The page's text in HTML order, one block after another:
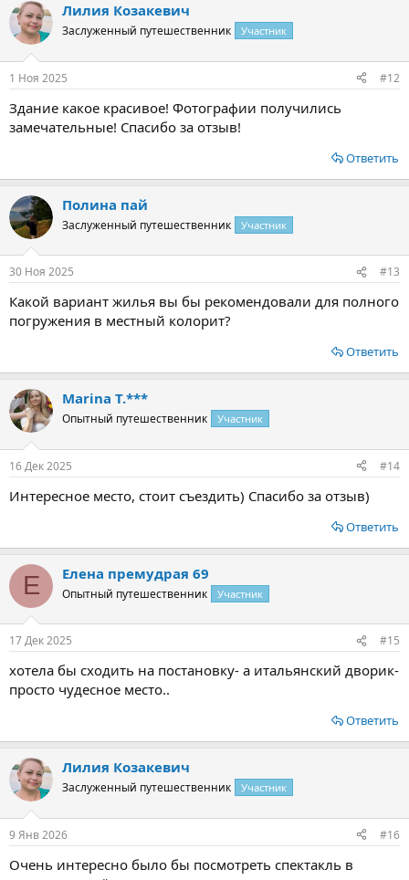
Лилия Козакевич
Заслуженный путешественник Участник
1 Ноя 2025 #12
Здание какое красивое! Фотографии получились
замечательные! Спасибо за отзыв!
Ответить
Полина пай
Заслуженный путешественник Участник
30 Ноя 2025 #13
Какой вариант жилья вы бы рекомендовали для полного
погружения в местный колорит?
Ответить
Marina T.***
Опытный путешественник Участник
16 Дек 2025 #14
Интересное место, стоит съездить) Спасибо за отзыв)
Ответить
Е Елена премудрая 69
Опытный путешественник Участник
17 Дек 2025 #15
хотела бы сходить на постановку- а итальянский дворик-
просто чудесное место..
Ответить
Лилия Козакевич
Заслуженный путешественник Участник
9 Янв 2026 #16
Очень интересно было бы посмотреть спектакль в